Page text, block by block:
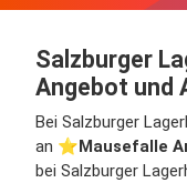
Salzburger
Angebot und
Bei Salzburger
an ⭐️Mausefalle
bei Salzburger